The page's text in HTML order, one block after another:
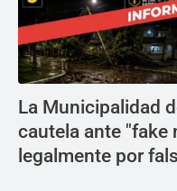
La Municipalidad
cautela ante "fake
legalmente por